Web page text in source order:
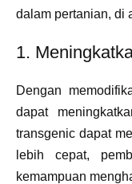
dalam pertanian, di
1.
Dengan
dapat
transgenic dapat
lebih cepat,
kemampuan